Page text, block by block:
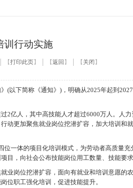
训行动实施
【打印此页】 │ 【返回 】 │ 【 关闭 】
以下简称《通知》)，明确从2025年起到
2亿人，其中高技能人才超过6000万人。人
动更加聚焦就业岗位挖潜扩容，加大培训和
一体的项目化培训模式，为劳动者高质量
，向社会公布技能岗位用工数量、技能要
业岗位挖潜扩容，面向有就业和培训意愿的
位职工强化培训，促进技能提升。